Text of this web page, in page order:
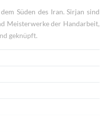
Süden des Iran. Sirjan sind
Meisterwerke der Handarbeit,
geknüpft.